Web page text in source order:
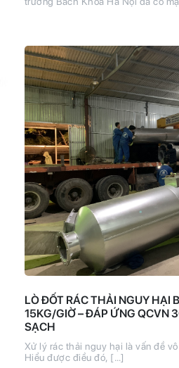
LÒ ĐỐT RÁC THẢI NGUY HẠI
15KG/GIỜ – ĐÁP ỨNG QCVN
SẠCH
Xử lý rác thải nguy hại là vấn đề
Hiểu được điều đó, […]